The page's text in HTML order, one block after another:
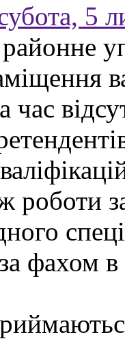
5
час
роботи
фахом